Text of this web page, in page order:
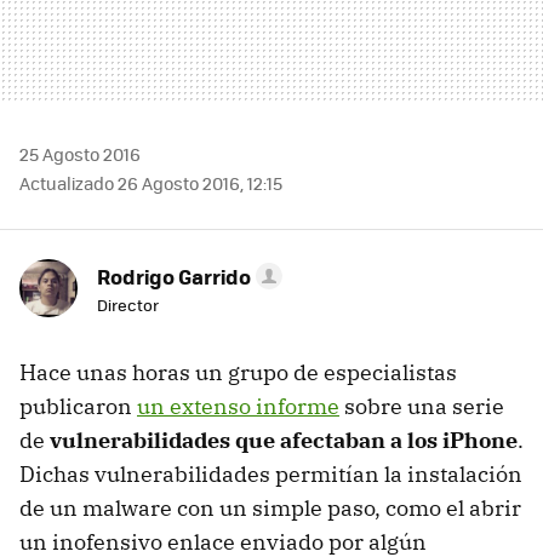
25 Agosto 2016
Actualizado 26 Agosto 2016, 12:15
Rodrigo Garrido
Director
Hace unas horas un grupo de especialistas
publicaron un extenso informe sobre una serie
de vulnerabilidades que afectaban a los iPhone.
Dichas vulnerabilidades permitían la instalación
de un malware con un simple paso, como el abrir
un inofensivo enlace enviado por algún